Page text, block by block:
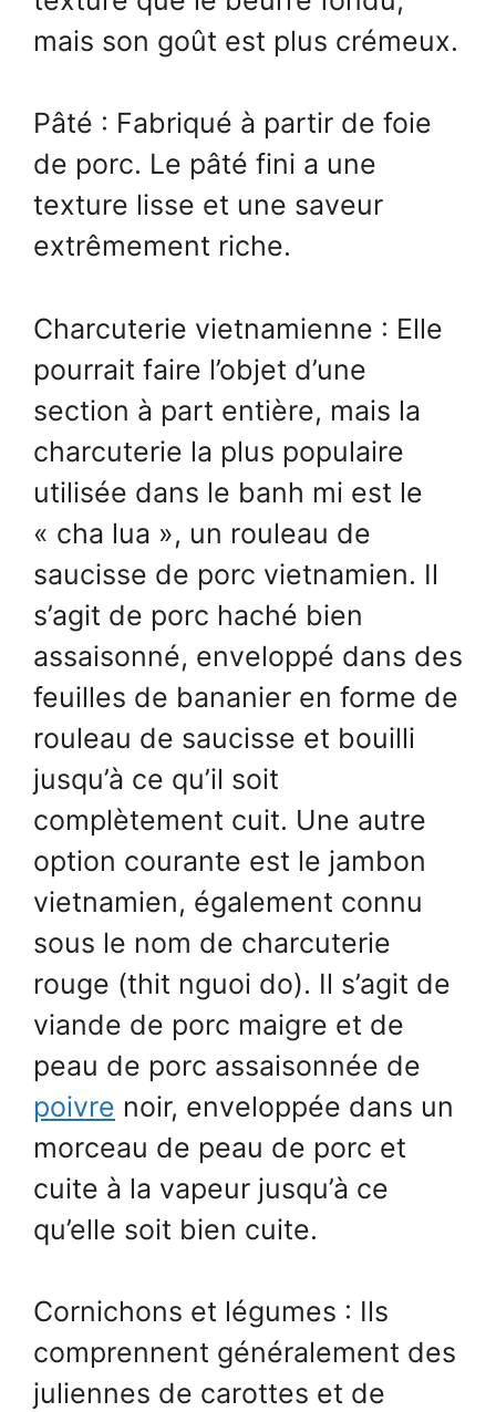
mais son goût est plus crémeux.
Pâté : Fabriqué à partir de foie
de porc. Le pâté fini a une
texture lisse et une saveur
extrêmement riche.
Charcuterie vietnamienne : Elle
pourrait faire l’objet d’une
section à part entière, mais la
charcuterie la plus populaire
utilisée dans le banh mi est le
« cha lua », un rouleau de
saucisse de porc vietnamien. Il
s’agit de porc haché bien
assaisonné, enveloppé dans des
feuilles de bananier en forme de
rouleau de saucisse et bouilli
jusqu’à ce qu’il soit
complètement cuit. Une autre
option courante est le jambon
vietnamien, également connu
sous le nom de charcuterie
rouge (thit nguoi do). Il s’agit de
viande de porc maigre et de
peau de porc assaisonnée de
poivre noir, enveloppée dans un
morceau de peau de porc et
cuite à la vapeur jusqu’à ce
qu’elle soit bien cuite.
Cornichons et légumes : Ils
comprennent généralement des
juliennes de carottes et de